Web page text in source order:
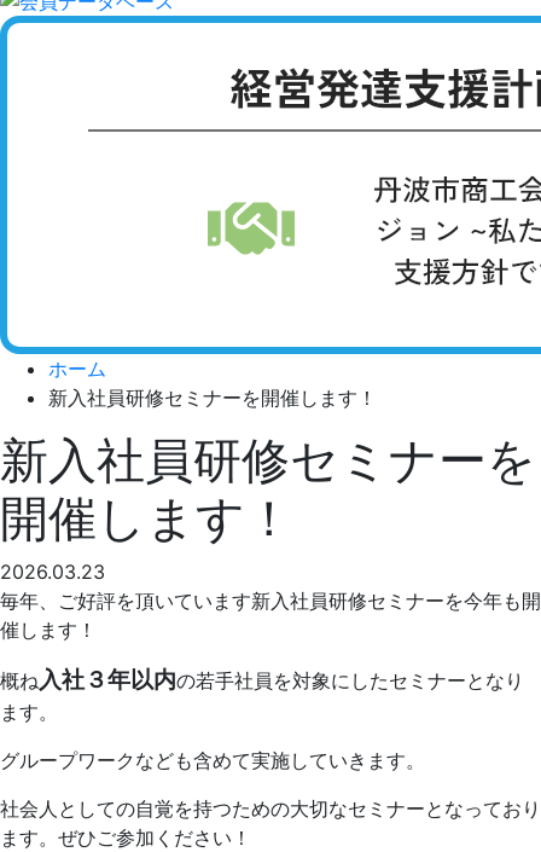
ホーム
新入社員研修セミナーを開催します！
新入社員研修セミナーを
開催します！
2026.03.23
毎年、ご好評を頂いています新入社員研修セミナーを今年も開
催します！
概ね入社３年以内の若手社員を対象にしたセミナーとなり
ます。
グループワークなども含めて実施していきます。
社会人としての自覚を持つための大切なセミナーとなっており
ます。ぜひご参加ください！